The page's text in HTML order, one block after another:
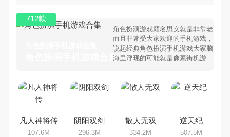
角色扮演手机游戏合集大全 >
角色扮演游戏顾名思义就是非常老
而且非常受大家欢迎的手机游戏，
说起经典角色扮演手机游戏大家脑
海里浮现的可能就是像素街机游
玩过的角色扮演手机游戏有哪些
角色扮演手机游戏合集，欢迎大家
前来选择下载体验
712款
凡人神将传
107.6M
阴阳双剑
296.3M
散人无双
334.2M
逆天纪
507.5M